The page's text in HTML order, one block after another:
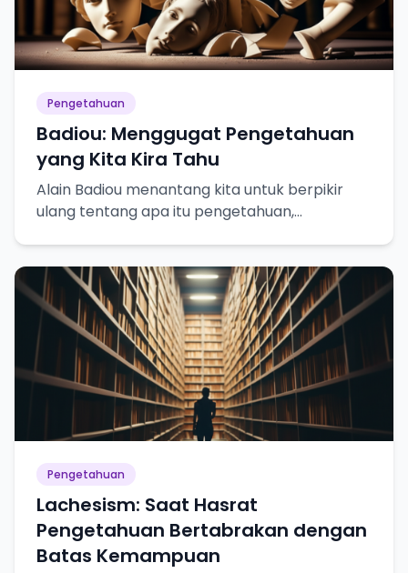
Pengetahuan
Badiou: Menggugat Pengetahuan
yang Kita Kira Tahu
Alain Badiou menantang kita untuk berpikir
ulang tentang apa itu pengetahuan,
Pengetahuan
Lachesism: Saat Hasrat
Pengetahuan Bertabrakan dengan
Batas Kemampuan